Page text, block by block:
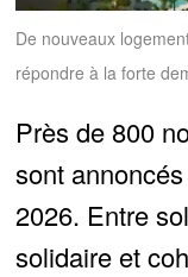
De nouveaux
répondre à la forte
Près de 800
sont
2026. Entre
solidaire et